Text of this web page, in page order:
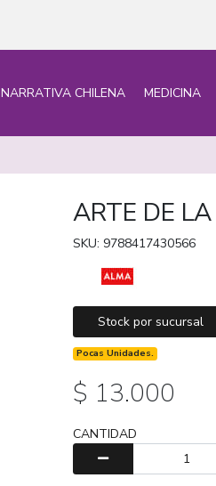
NARRATIVA CHILENA MEDICINA
ARTE DE
SKU: 9788417430566
Stock por sucursal
Pocas Unidades.
$ 13.000
CANTIDAD